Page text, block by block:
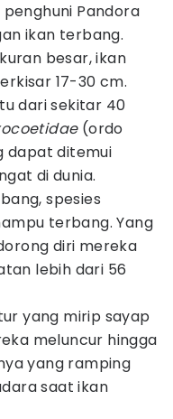
Pandora
ikan terbang.
besar, ikan
17-30 cm.
dari sekitar 40
(ordo
dapat ditemui
di dunia.
spesies
terbang. Yang
diri mereka
lebih dari 56
yang mirip sayap
meluncur hingga
yang ramping
saat ikan